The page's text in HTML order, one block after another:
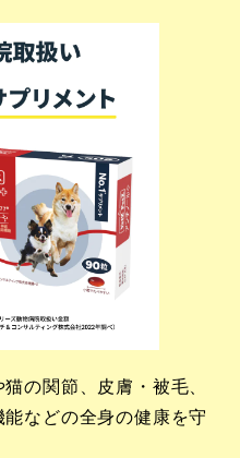
の関節、皮膚・被毛、
などの全身の健康を守